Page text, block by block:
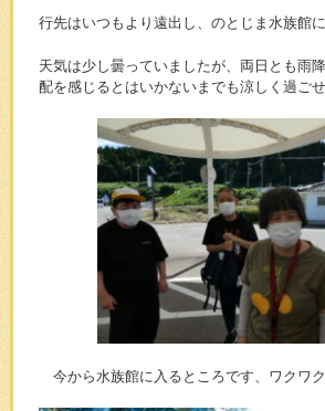
行先はいつもより遠出し、のとじま水族館
天気は少し曇っていましたが、両日とも雨
配を感じるとはいかないまでも涼しく過ごせ
今から水族館に入るところです、ワクワ